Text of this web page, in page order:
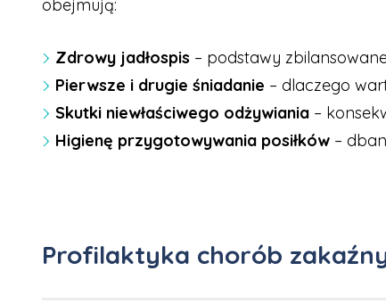
obejmują:
Zdrowy jadłospis – podstawy
Pierwsze i drugie śniadanie – dlaczego
Skutki niewłaściwego odżywiania –
Higienę przygotowywania posiłków –
Profilaktyka chorób